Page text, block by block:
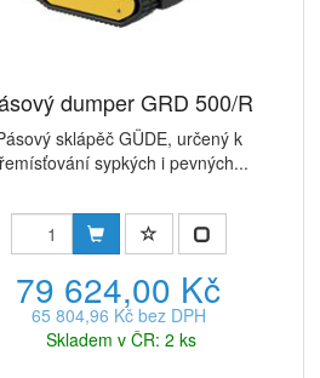
dumper GRD 500/R
sklápěč GÜDE, určený k
sypkých i pevných...
79 624,00 Kč
65 804,96 Kč bez DPH
Skladem v ČR: 2 ks